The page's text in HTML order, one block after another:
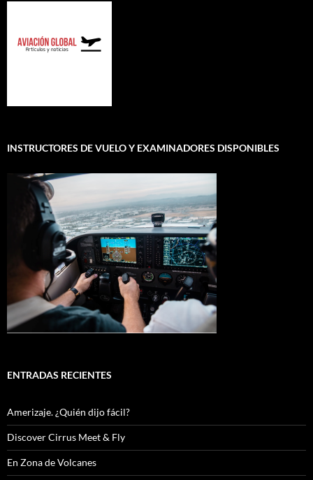
INSTRUCTORES DE VUELO Y EXAMINADORES DISPONIBLES
ENTRADAS RECIENTES
Amerizaje. ¿Quién dijo fácil?
Discover Cirrus Meet & Fly
En Zona de Volcanes